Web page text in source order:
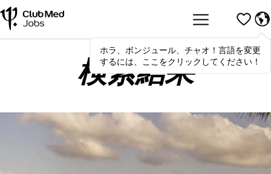
Hola,bonjour, ciao! To switch
languages, click here!
ホラ、ボンジュール、チャオ！言語を変更
するには、ここをクリックしてください！
検索結果